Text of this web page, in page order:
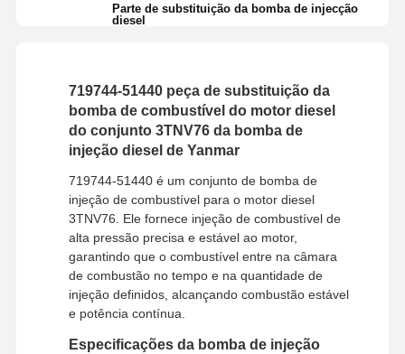
Parte de substituição da bomba de injecção
diesel
719744-51440 peça de substituição da
bomba de combustível do motor diesel
do conjunto 3TNV76 da bomba de
injeção diesel de Yanmar
719744-51440 é um conjunto de bomba de
injeção de combustível para o motor diesel
3TNV76. Ele fornece injeção de combustível de
alta pressão precisa e estável ao motor,
garantindo que o combustível entre na câmara
de combustão no tempo e na quantidade de
injeção definidos, alcançando combustão estável
e potência contínua.
Especificações da bomba de injeção